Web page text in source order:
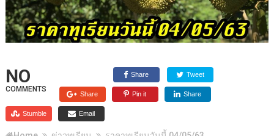
NO
COMMENTS
Share Tweet
Share Pin it Share
Stumble Email